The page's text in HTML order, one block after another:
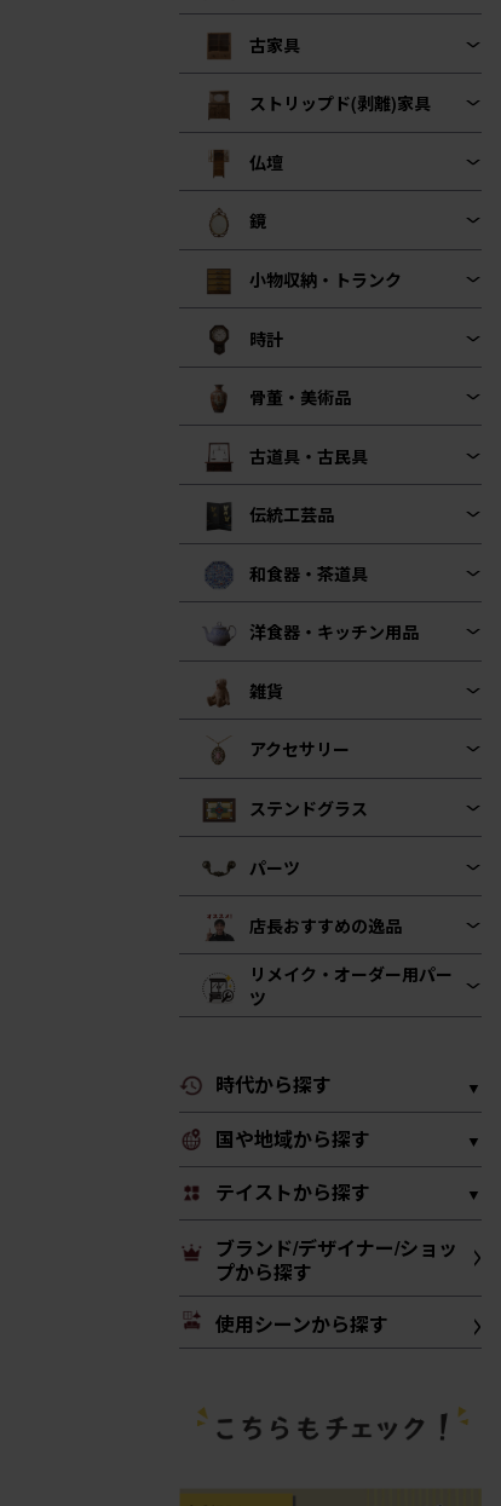
古家具
ストリップド(剥離)家具
仏壇
鏡
小物収納・トランク
時計
骨董・美術品
古道具・古民具
伝統工芸品
和食器・茶道具
洋食器・キッチン用品
雑貨
アクセサリー
ステンドグラス
パーツ
店長おすすめの逸品
リメイク・オーダー用パー
ツ
時代から探す
国や地域から探す
テイストから探す
ブランド/デザイナー/ショッ
プから探す
使用シーンから探す